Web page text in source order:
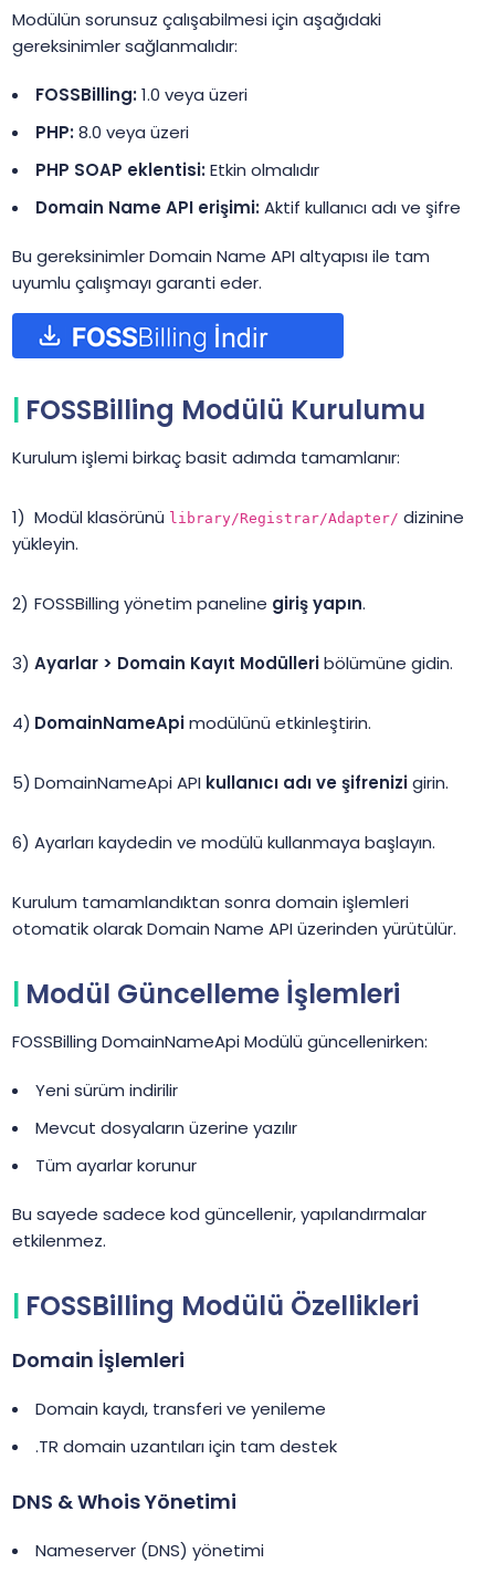
Modülün sorunsuz çalışabilmesi için aşağıdaki
gereksinimler sağlanmalıdır:
FOSSBilling:1.0 veya üzeri
PHP:8.0 veya üzeri
PHP SOAP eklentisi:Etkin olmalıdır
Domain Name API erişimi:Aktif kullanıcı adı ve şifre
Bu gereksinimler Domain Name API altyapısı ile tam
uyumlu çalışmayı garanti eder.
FOSSBilling Modülü Kurulumu
Kurulum işlemi birkaç basit adımda tamamlanır:
Modül klasörünü library/Registrar/Adapter/ dizinine
yükleyin.
FOSSBilling yönetim paneline giriş yapın.
Ayarlar > Domain Kayıt Modülleribölümüne gidin.
DomainNameApimodülünü etkinleştirin.
DomainNameApi API kullanıcı adı ve şifrenizigirin.
Ayarları kaydedin ve modülü kullanmaya başlayın.
Kurulum tamamlandıktan sonra domain işlemleri
otomatik olarak Domain Name API üzerinden yürütülür.
Modül Güncelleme İşlemleri
FOSSBilling DomainNameApi Modülü güncellenirken:
Yeni sürüm indirilir
Mevcut dosyaların üzerine yazılır
Tüm ayarlar korunur
Bu sayede sadece kod güncellenir, yapılandırmalar
etkilenmez.
FOSSBilling Modülü Özellikleri
Domain İşlemleri
Domain kaydı, transferi ve yenileme
.TR domain uzantıları için tam destek
DNS & Whois Yönetimi
Nameserver (DNS) yönetimi